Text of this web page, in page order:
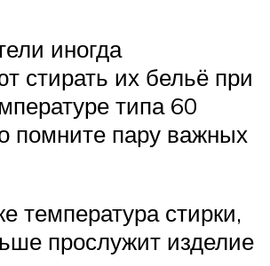
иногда
стирать их бельё при
типа 60
помните пару важных
температура стирки,
прослужит изделие